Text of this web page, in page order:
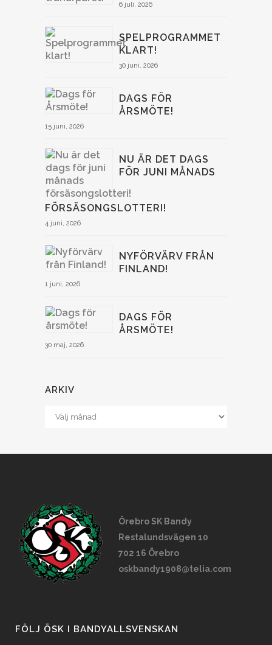
6 juli, 2026
SPELPROGRAMMET
KLART!
30 juni, 2026
DAGS FÖR
ÅRSMÖTE!
15 juni, 2026
NU ÄR DET DAGS
FÖR JUNI MÅNADS
FÖRSÄSONGSLOTTERI!
4 juni, 2026
NYFÖRVÄRV FRÅN
FINLAND!
1 juni, 2026
DAGS FÖR
ÅRSMÖTE!
30 maj, 2026
ARKIV
Arkiv
Örebro SK Bandy
Restalundsvägen 10
702 16 Örebro
oskbandy1908@telia.com
FÖLJ ÖSK I BANDYALLSVENSKAN